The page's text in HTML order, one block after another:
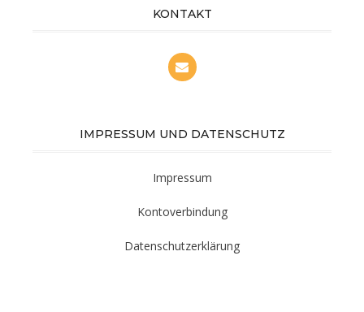
KONTAKT
IMPRESSUM UND DATENSCHUTZ
Impressum
Kontoverbindung
Datenschutzerklärung